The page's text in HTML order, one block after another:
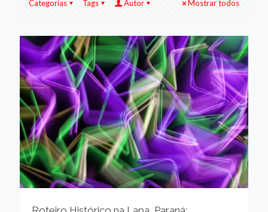
Categorias Tags Autor Mostrar todos